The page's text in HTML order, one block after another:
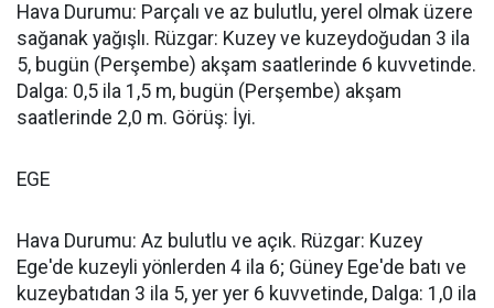
Hava Durumu: Parçalı ve az bulutlu, yerel olmak üzere
sağanak yağışlı. Rüzgar: Kuzey ve kuzeydoğudan 3 ila
5, bugün (Perşembe) akşam saatlerinde 6 kuvvetinde.
Dalga: 0,5 ila 1,5 m, bugün (Perşembe) akşam
saatlerinde 2,0 m. Görüş: İyi.
EGE
Hava Durumu: Az bulutlu ve açık. Rüzgar: Kuzey
Ege'de kuzeyli yönlerden 4 ila 6; Güney Ege'de batı ve
kuzeybatıdan 3 ila 5, yer yer 6 kuvvetinde, Dalga: 1,0 ila